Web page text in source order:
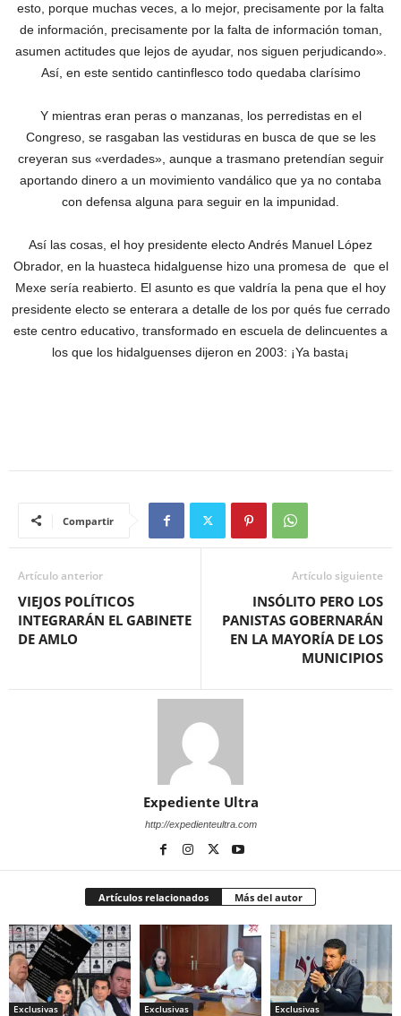
esto, porque muchas veces, a lo mejor, precisamente por la falta
de información, precisamente por la falta de información toman,
asumen actitudes que lejos de ayudar, nos siguen perjudicando».
Así, en este sentido cantinflesco todo quedaba clarísimo
Y mientras eran peras o manzanas, los perredistas en el
Congreso, se rasgaban las vestiduras en busca de que se les
creyeran sus «verdades», aunque a trasmano pretendían seguir
aportando dinero a un movimiento vandálico que ya no contaba
con defensa alguna para seguir en la impunidad.
Así las cosas, el hoy presidente electo Andrés Manuel López
Obrador, en la huasteca hidalguense hizo una promesa de que el
Mexe sería reabierto. El asunto es que valdría la pena que el hoy
presidente electo se enterara a detalle de los por qués fue cerrado
este centro educativo, transformado en escuela de delincuentes a
los que los hidalguenses dijeron en 2003: ¡Ya basta¡
Compartir
Artículo anterior
VIEJOS POLÍTICOS
INTEGRARÁN EL GABINETE
DE AMLO
Artículo siguiente
INSÓLITO PERO LOS
PANISTAS GOBERNARÁN
EN LA MAYORÍA DE LOS
MUNICIPIOS
Expediente Ultra
http://expedienteultra.com
Artículos relacionados Más del autor
Exclusivas Exclusivas Exclusivas